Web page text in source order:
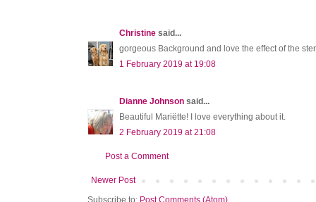
Christine said...
gorgeous Background and love the effect of the
1 February 2019 at 19:08
Dianne Johnson said...
Beautiful Mariëtte! I love everything about it.
2 February 2019 at 21:08
Post a Comment
Newer Post